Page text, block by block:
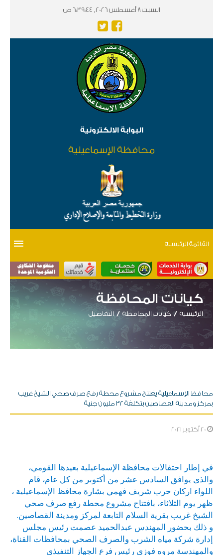
السبت 8 أغسطس 2026, 6:39:44 ص
البوابة الالكترونية
محافظة الإسماعيلية
القائمة الرئيسية
كيانات المحافظة
الرئيسية كيانات المحافظة التفاصيل
محافظ الإسماعيلية يفتتح مشروع محطة رفع صرف صحي الشيخ غريب
بمركز ومدينة القصاصين بتكلفة ٣٢ مليون جنية
في إطار احتفالات محافظة الإسماعيلية بعيدها القومي،
والذى يوافق السادس عشر من أكتوبر من كل عام، قام
اللواء اركان حرب شريف فهمي بشارة محافظ الإسماعيلية ،
ظهر يوم الثلاثاء، بافتتاح مشروع محطة رفع صرف صحي
الشيخ غريب بقرية السلام التابعة لمركز ومدينة القصاصين.
و ذلك بحضور المهندس عبدالحميد عصمت رئيس مجلس
إدارة شركة مياه الشرب والصرف الصحي بمحافظات القناة،
والمهندسة مروه فوزي رئيس فرع الجهاز التنفيذي